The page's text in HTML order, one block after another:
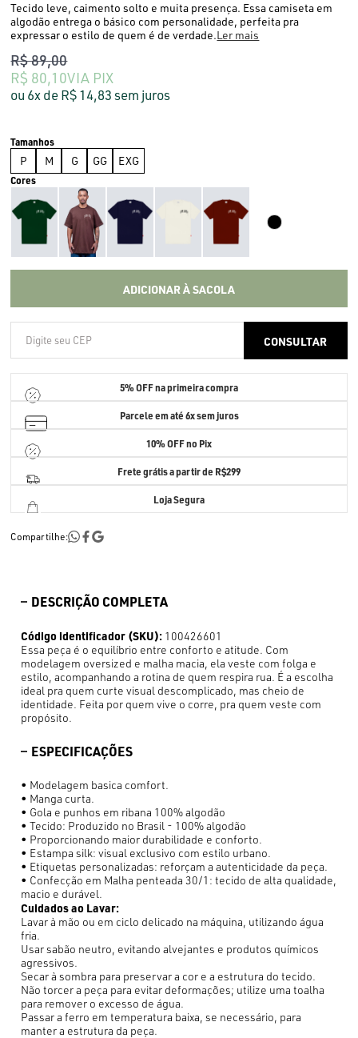
Tecido leve, caimento solto e muita presença. Essa camiseta em
algodão entrega o básico com personalidade, perfeita pra
expressar o estilo de quem é de verdade.Ler mais
R$ 80,10VIA PIX
R$ 89,00
6x R$ 14,83sem juros
P M G GG EXG
ADICIONAR À SACOLA
5% OFFna primeira compra
Parcele em até6x sem juros
10% OFF no Pix
Frete grátis a partir de R$299
Loja Segura
Compartilhe:
DESCRIÇÃO COMPLETA
Código identificador (SKU): 100426601
Essa peça é o equilíbrio entre conforto e atitude. Com
modelagem oversized e malha macia, ela veste com folga e
estilo, acompanhando a rotina de quem respira rua. É a escolha
ideal pra quem curte visual descomplicado, mas cheio de
identidade. Feita por quem vive o corre, pra quem veste com
propósito.
ESPECIFICAÇÕES
• Modelagem basica comfort.
• Manga curta.
• Gola e punhos em ribana 100% algodão
• Tecido: Produzido no Brasil - 100% algodão
• Proporcionando maior durabilidade e conforto.
• Estampa silk: visual exclusivo com estilo urbano.
• Etiquetas personalizadas: reforçam a autenticidade da peça.
• Confecção em Malha penteada 30/1: tecido de alta qualidade,
macio e durável.
Cuidados ao Lavar:
Lavar à mão ou em ciclo delicado na máquina, utilizando água
fria.
Usar sabão neutro, evitando alvejantes e produtos químicos
agressivos.
Secar à sombra para preservar a cor e a estrutura do tecido.
Não torcer a peça para evitar deformações; utilize uma toalha
para remover o excesso de água.
Passar a ferro em temperatura baixa, se necessário, para
manter a estrutura da peça.